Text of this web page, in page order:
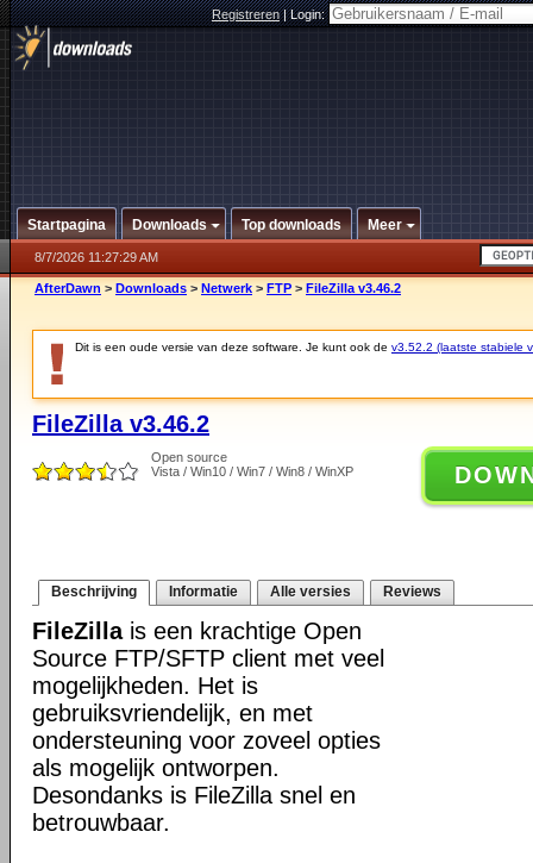
Registreren|Login:
Startpagina Downloads Top downloads Meer
8/7/2026 11:27:29 AM
AfterDawn > Downloads > Netwerk > FTP > FileZilla v3.46.2
Dit is een oude versie van deze software. Je kunt ook de v3.52.2 (laatste stabiele
FileZilla v3.46.2
Open source
Vista / Win10 / Win7 / Win8 / WinXP
Beschrijving Informatie Alle versies Reviews
FileZillais een krachtige Open
Source FTP/SFTP client met veel
mogelijkheden. Het is
gebruiksvriendelijk, en met
ondersteuning voor zoveel opties
als mogelijk ontworpen.
Desondanks is FileZilla snel en
betrouwbaar.